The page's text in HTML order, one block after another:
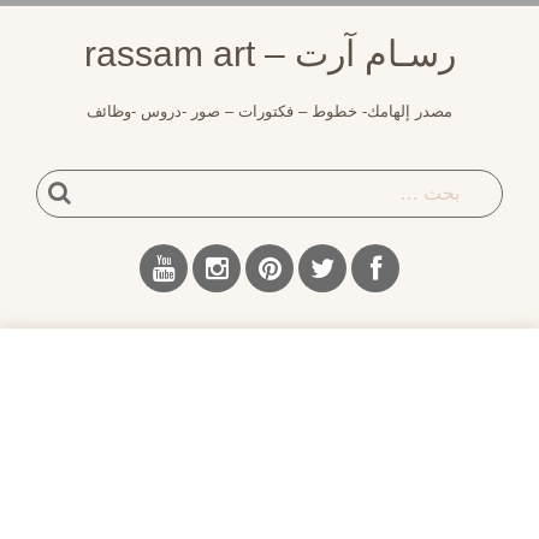
رسـام آرت – rassam art
مصدر إلهامك- خطوط – فكتورات – صور -دروس -وظائف